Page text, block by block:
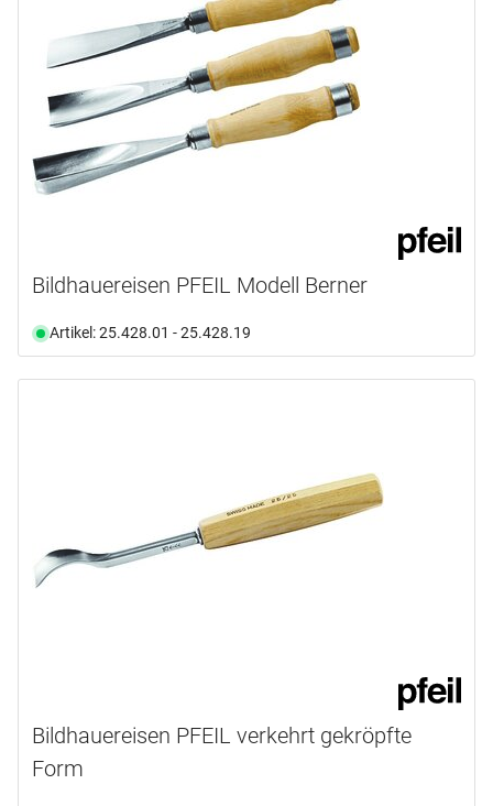
Bildhauereisen PFEIL Modell Berner
Artikel: 25.428.01 - 25.428.19
Bildhauereisen PFEIL verkehrt gekröpfte
Form